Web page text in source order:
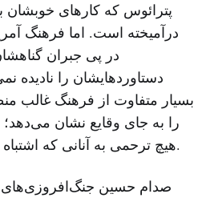
پترائوس که کارهای
درآمیخته است. اما فرهنگ
در پی جبران
دستاوردهایشان را نادیده
بسیار متفاوت از فرهنگ غالب
را به جای وقایع نشان می‌دهد؛
هیچ ترحمی به آنانی که اشتباه می‌کنند، نشان نمی‌دهد.
صدام حسین جنگ‌افروزی‌های